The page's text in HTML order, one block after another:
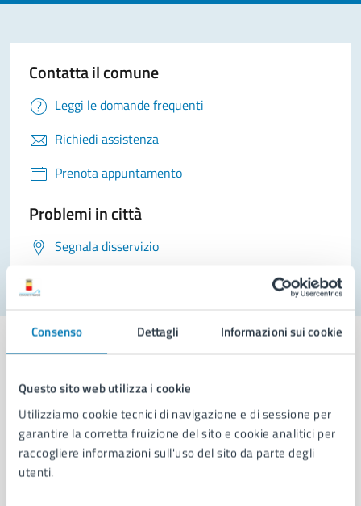
Consenso Dettagli Informazioni sui cookie
Questo sito web utilizza i cookie
Utilizziamo cookie tecnici di navigazione e di sessione per
garantire la corretta fruizione del sito e cookie analitici per
raccogliere informazioni sull'uso del sito da parte degli
utenti.
Contatta il comune
Leggi le domande frequenti
Richiedi assistenza
Prenota appuntamento
Problemi in città
Segnala disservizio
Comune di Napoli
AMMINISTRAZIONE
Aree amministrative